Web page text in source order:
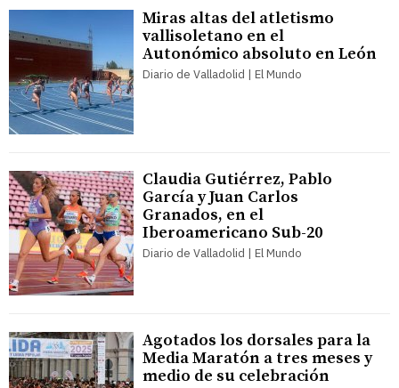
Miras altas del atletismo
vallisoletano en el
Autonómico absoluto en León
Diario de Valladolid | El Mundo
Claudia Gutiérrez, Pablo
García y Juan Carlos
Granados, en el
Iberoamericano Sub-20
Diario de Valladolid | El Mundo
Agotados los dorsales para la
Media Maratón a tres meses y
medio de su celebración